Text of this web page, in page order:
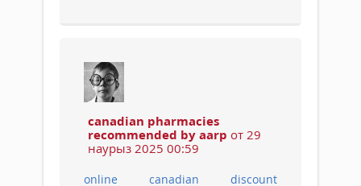
canadian pharmacies
recommended by aarp от 29
наурыз 2025 00:59
online canadian discount